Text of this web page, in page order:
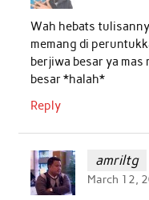
k
Wah hebats
memang di
berjiwa besar ya mas
besar *halah*
Reply
amriltg
March 12,